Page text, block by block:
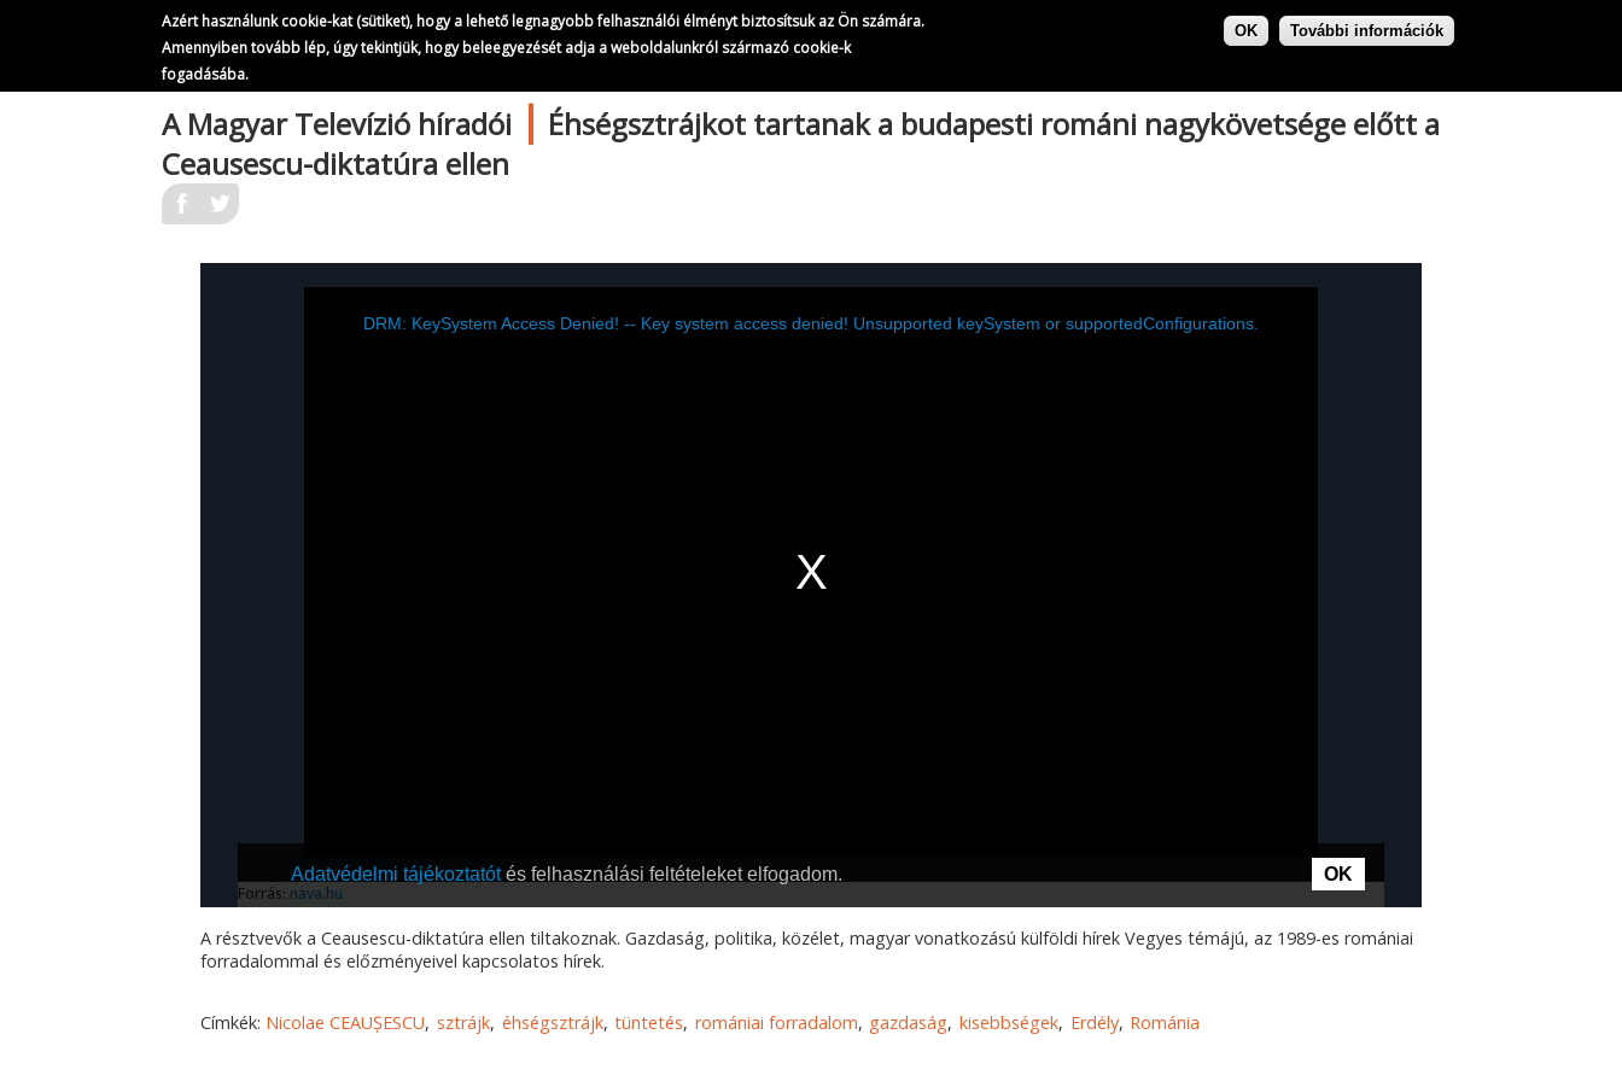
Azért használunk cookie-kat (sütiket), hogy a lehető legnagyobb felhasználói élményt biztosítsuk az Ön számára.
Amennyiben tovább lép, úgy tekintjük, hogy beleegyezését adja a weboldalunkról származó cookie-k
fogadásába.
OK További információk
A Magyar Televízió híradói
706/823
A Magyar Televízió híradói | Éhségsztrájkot tartanak a budapesti románi nagykövetsége előtt a
Ceausescu-diktatúra ellen
A résztvevők a Ceausescu-diktatúra ellen tiltakoznak. Gazdaság, politika, közélet, magyar vonatkozású külföldi hírek Vegyes témájú, az 1989-es romániai
forradalommal és előzményeivel kapcsolatos hírek.
Címkék: Nicolae CEAUȘESCU sztrájk éhségsztrájk tüntetés romániai forradalom gazdaság kisebbségek Erdély Románia